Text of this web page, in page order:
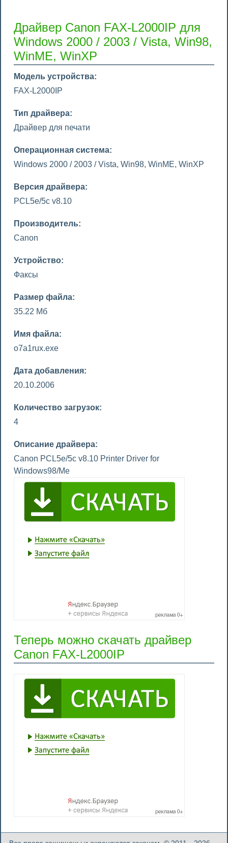
Драйвер Canon FAX-L2000IP для
Windows 2000 / 2003 / Vista, Win98,
WinME, WinXP
Модель устройства:
FAX-L2000IP
Тип драйвера:
Драйвер для печати
Операционная система:
Windows 2000 / 2003 / Vista, Win98, WinME, WinXP
Версия драйвера:
PCL5e/5c v8.10
Производитель:
Canon
Устройство:
Факсы
Размер файла:
35.22 Мб
Имя файла:
o7a1rux.exe
Дата добавления:
20.10.2006
Количество загрузок:
4
Описание драйвера:
Canon PCL5e/5c v8.10 Printer Driver for
Windows98/Me
Теперь можно скачать драйвер
Canon FAX-L2000IP